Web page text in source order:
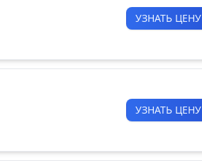
УЗНАТЬ ЦЕНУ
УЗНАТЬ ЦЕНУ